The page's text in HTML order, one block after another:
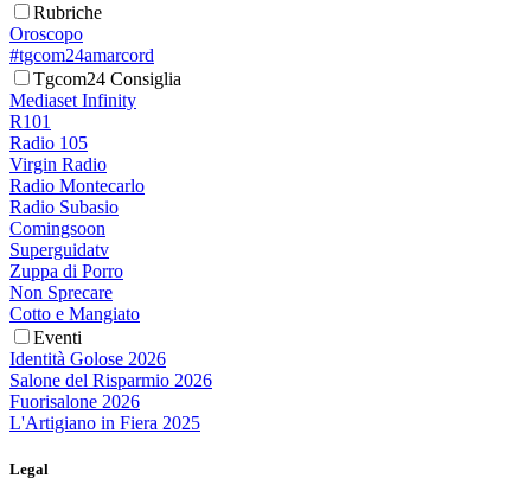
Rubriche
Oroscopo
#tgcom24amarcord
Tgcom24 Consiglia
Mediaset Infinity
R101
Radio 105
Virgin Radio
Radio Montecarlo
Radio Subasio
Comingsoon
Superguidatv
Zuppa di Porro
Non Sprecare
Cotto e Mangiato
Eventi
Identità Golose 2026
Salone del Risparmio 2026
Fuorisalone 2026
L'Artigiano in Fiera 2025
Legal